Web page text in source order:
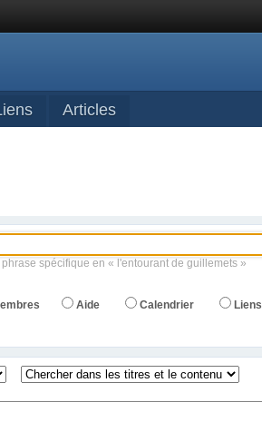
Articles
spécifique en « l'entourant de guillemets »
Aide Calendrier Liens